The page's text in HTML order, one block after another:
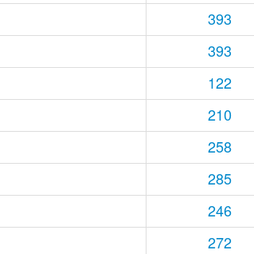
393
393
122
210
258
285
246
272